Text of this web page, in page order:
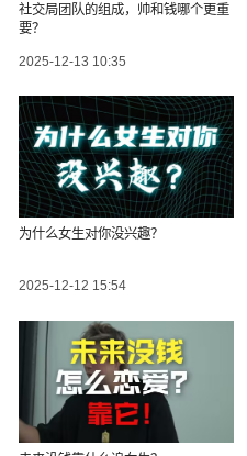
社交局团队的组成，帅和钱哪个更重
要？
2025-12-13 10:35
为什么女生对你没兴趣？
2025-12-12 15:54